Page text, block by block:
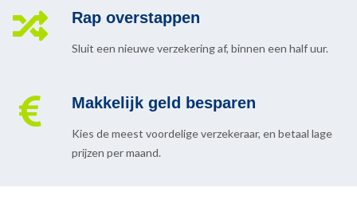
Rap overstappen
Sluit een nieuwe verzekering af, binnen een half uur.
Makkelijk geld besparen
Kies de meest voordelige verzekeraar, en betaal lage
prijzen per maand.